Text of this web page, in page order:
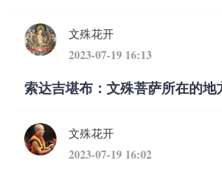
文殊花开
2023-07-19 16:13
索达吉堪布：文殊菩萨所在的地
文殊花开
2023-07-19 16:02